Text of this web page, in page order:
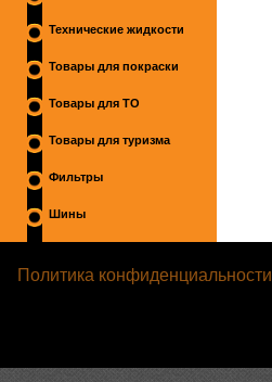
Технические жидкости
Товары для покраски
Товары для ТО
Товары для туризма
Фильтры
Шины
Политика конфиденциальности